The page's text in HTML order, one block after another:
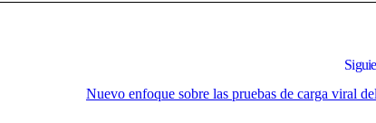
Nuevo enfoque sobre las pruebas de carga viral